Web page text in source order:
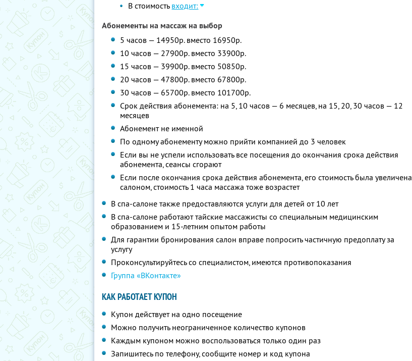
В стоимость входит:
Абонементы на массаж на выбор
5 часов — 14950р. вместо 16950р.
10 часов — 27900р. вместо 33900р.
15 часов — 39900р. вместо 50850р.
20 часов — 47800р. вместо 67800р.
30 часов — 65700р. вместо 101700р.
Срок действия абонемента: на 5, 10 часов — 6 месяцев, на 15, 20, 30 часов — 12
месяцев
Абонемент не именной
По одному абонементу можно прийти компанией до 3 человек
Если вы не успели использовать все посещения до окончания срока действия
абонемента, сеансы сгорают
Если после окончания срока действия абонемента, его стоимость была увеличена
салоном, стоимость 1 часа массажа тоже возрастет
В спа-салоне также предоставляются услуги для детей от 10 лет
В спа-салоне работают тайские массажисты со специальным медицинским
образованием и 15-летним опытом работы
Для гарантии бронирования салон вправе попросить частичную предоплату за
услугу
Проконсультируйтесь со специалистом, имеются противопоказания
Группа «ВКонтакте»
КАК РАБОТАЕТ КУПОН
Купон действует на одно посещение
Можно получить неограниченное количество купонов
Каждым купоном можно воспользоваться только один раз
Запишитесь по телефону, сообщите номер и код купона